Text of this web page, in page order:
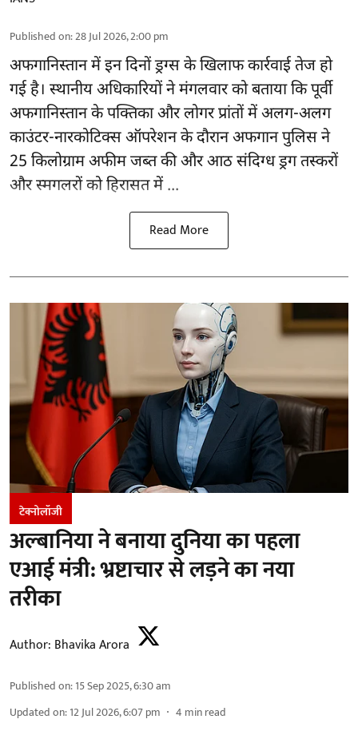
Published on:28 Jul 2026, 2:00 pm
अफगानिस्तानमें इन दिनों ड्रग्स के खिलाफ कार्रवाई तेज हो
गई है। स्थानीय अधिकारियों ने मंगलवार को बताया कि पूर्वी
अफगानिस्तान के पक्तिका और लोगर प्रांतों में अलग-अलग
काउंटर-नारकोटिक्स ऑपरेशन के दौरान अफगान पुलिस ने
25 किलोग्राम अफीम जब्त की और आठ संदिग्ध ड्रग तस्करों
और स्मगलरों को हिरासत में ...
Read More
टेक्नोलॉजी
अल्बानिया ने बनाया दुनिया का पहला
एआई मंत्री: भ्रष्टाचार से लड़ने का नया
तरीका
Author: Bhavika Arora
Published on:15 Sep 2025, 6:30 am
Updated on:12 Jul 2026, 6:07 pm 4 min read